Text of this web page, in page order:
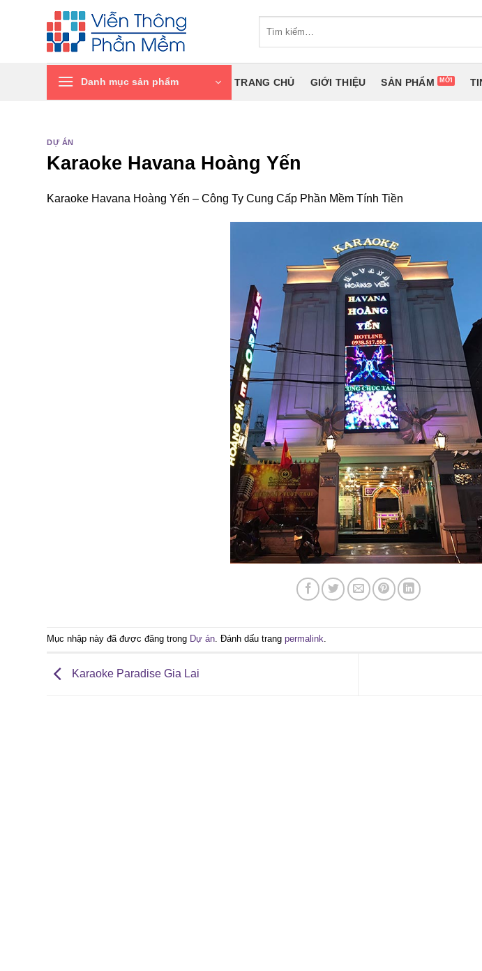
kiếm:
Danh mục sản phẩm TRANG CHỦ GIỚI THIỆU SẢN PHẨM
DỰ ÁN
Karaoke Havana Hoàng Yến
Karaoke Havana Hoàng Yến – Công Ty Cung Cấp Phần Mềm Tính Tiền
Mục nhập này đã được đăng trong Dự án . Đánh dấu trang permalink
Karaoke Paradise Gia Lai